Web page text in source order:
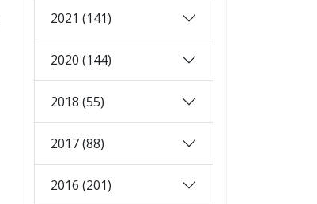
2021 (141)
2020 (144)
2018 (55)
2017 (88)
2016 (201)